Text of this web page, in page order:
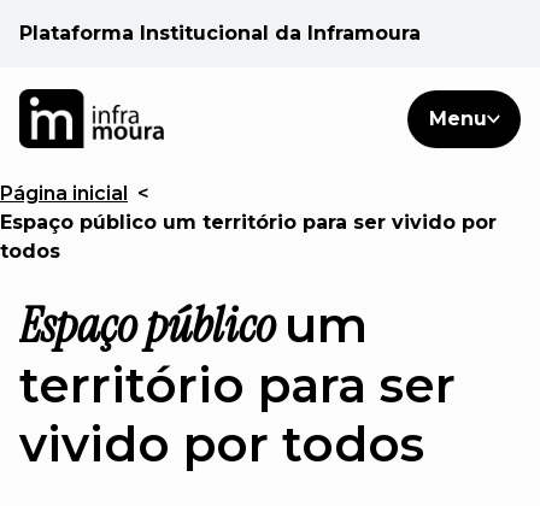
Plataforma Institucional da Inframoura
Menu
Pesquisar
Áreas de atuação
Consulte
Notícias
PT
Página inicial <
Espaço público um território para ser vivido por
todos
Espaço públicoum
território para ser
vivido por todos